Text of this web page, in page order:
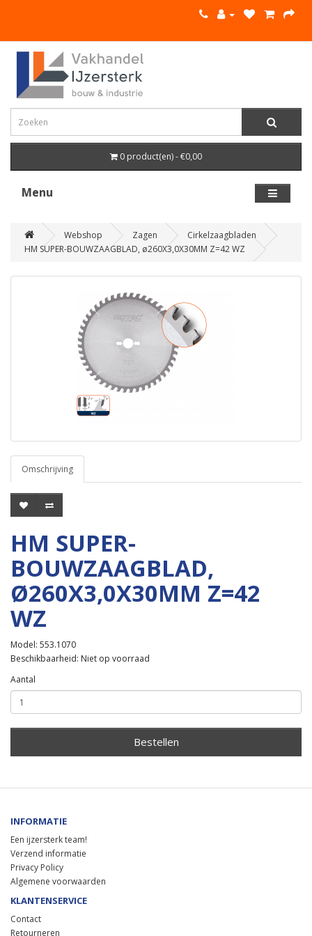
0 product(en) - €0,00
Menu
Webshop Zagen
Cirkelzaagbladen
HM SUPER-BOUWZAAGBLAD, ø260X3,0X30MM Z=42 WZ
Omschrijving
HM SUPER-
BOUWZAAGBLAD,
Ø260X3,0X30MM Z=42
WZ
Model: 553.1070
Beschikbaarheid: Niet op voorraad
Aantal
Bestellen
INFORMATIE
Een ijzersterk team!
Verzend informatie
Privacy Policy
Algemene voorwaarden
KLANTENSERVICE
Contact
Retourneren